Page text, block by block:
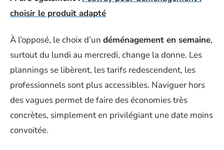
choisir le produit adapté
À l’opposé, le choix d’un déménagement en semaine,
surtout du lundi au mercredi, change la donne. Les
plannings se libèrent, les tarifs redescendent, les
professionnels sont plus accessibles. Naviguer hors
des vagues permet de faire des économies très
concrètes, simplement en privilégiant une date moins
convoitée.